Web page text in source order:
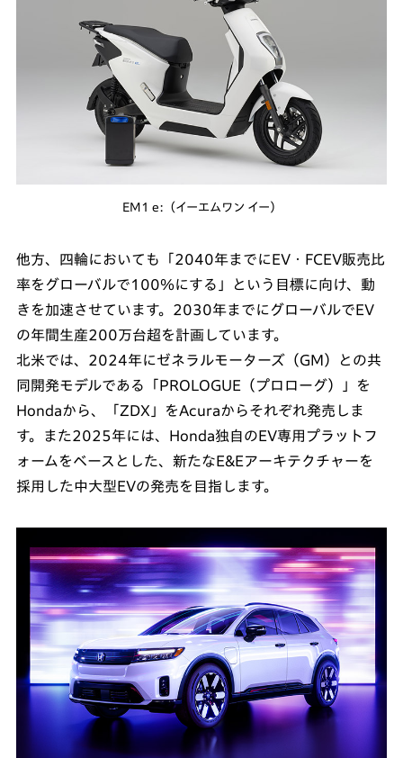
EM1 e:（イーエムワン イー）
他方、四輪においても「2040年までにEV・FCEV販売比
率をグローバルで100％にする」という目標に向け、動
きを加速させています。2030年までにグローバルでEV
の年間生産200万台超を計画しています。
北米では、2024年にゼネラルモーターズ（GM）との共
同開発モデルである「PROLOGUE（プロローグ）」を
Hondaから、「ZDX」をAcuraからそれぞれ発売しま
す。また2025年には、Honda独自のEV専用プラットフ
ォームをベースとした、新たなE&Eアーキテクチャーを
採用した中大型EVの発売を目指します。